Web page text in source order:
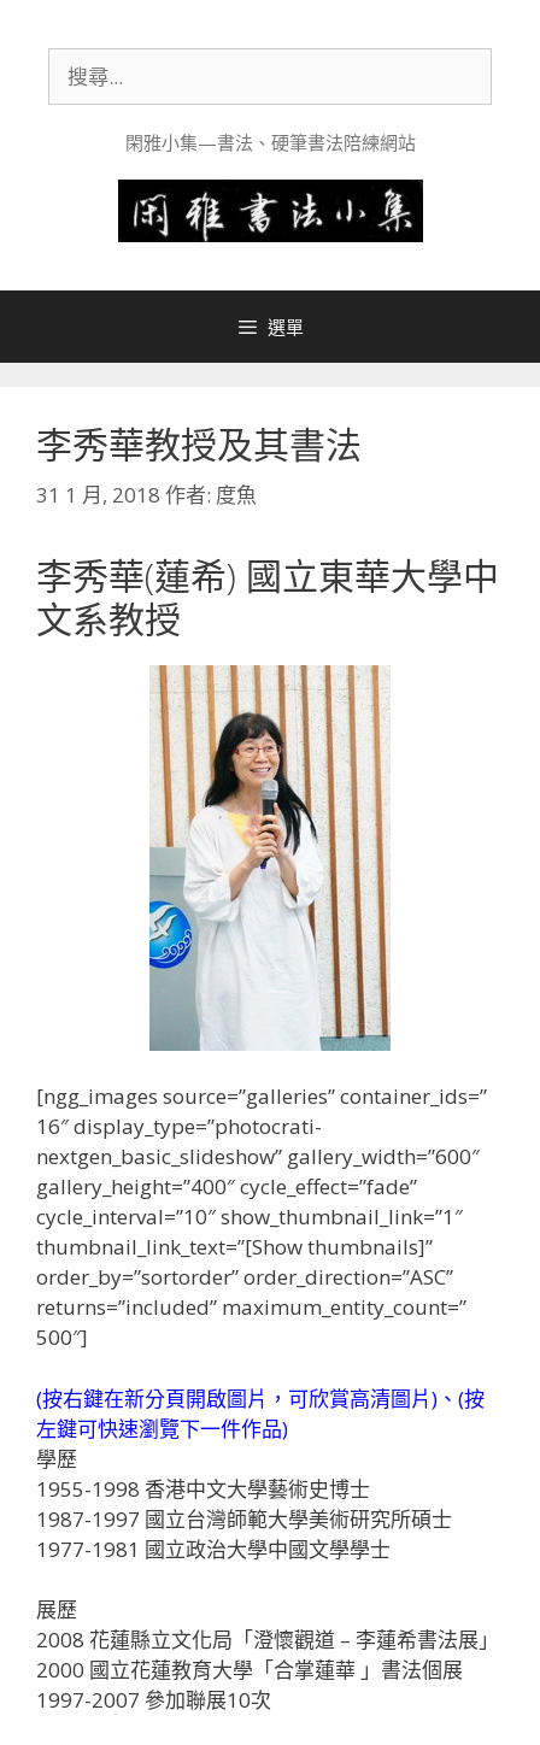
尋:
閑雅小集—書法、硬筆書法陪練網站
選單
李秀華教授及其書法
31 1 月, 2018 作者: 度魚
李秀華(蓮希) 國立東華大學中
文系教授
[ngg_images source=”galleries” container_ids=”
16″ display_type=”photocrati-
nextgen_basic_slideshow” gallery_width=”600″
gallery_height=”400″ cycle_effect=”fade”
cycle_interval=”10″ show_thumbnail_link=”1″
thumbnail_link_text=”[Show thumbnails]”
order_by=”sortorder” order_direction=”ASC”
returns=”included” maximum_entity_count=”
500″]
(按右鍵在新分頁開啟圖片，可欣賞高清圖片)、(按
左鍵可快速瀏覽下一件作品)
學歷
1955-1998 香港中文大學藝術史博士
1987-1997 國立台灣師範大學美術研究所碩士
1977-1981 國立政治大學中國文學學士
展歷
2008 花蓮縣立文化局「澄懷觀道 – 李蓮希書法展」
2000 國立花蓮教育大學「合掌蓮華 」書法個展
1997-2007 參加聯展10次